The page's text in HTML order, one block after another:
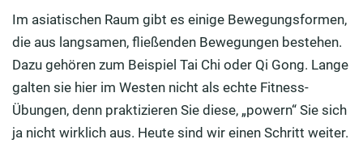
Im asiatischen Raum gibt es einige Bewegungsformen,
die aus langsamen, fließenden Bewegungen bestehen.
Dazu gehören zum Beispiel Tai Chi oder Qi Gong. Lange
galten sie hier im Westen nicht als echte Fitness-
Übungen, denn praktizieren Sie diese, „powern“ Sie sich
ja nicht wirklich aus. Heute sind wir einen Schritt weiter.